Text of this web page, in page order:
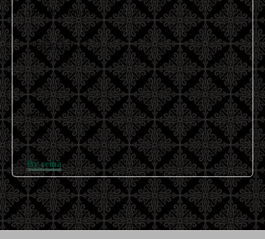
19日(金) 20:00-1:00
20日(土) お休み
reina
By reina